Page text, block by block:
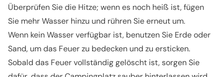
Überprüfen Sie die Hitze; wenn es noch heiß ist, fügen
Sie mehr Wasser hinzu und rühren Sie erneut um.
Wenn kein Wasser verfügbar ist, benutzen Sie Erde oder
Sand, um das Feuer zu bedecken und zu ersticken.
Sobald das Feuer vollständig gelöscht ist, sorgen Sie